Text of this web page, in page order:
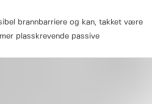
brannbarriere og kan, takket være
plasskrevende passive